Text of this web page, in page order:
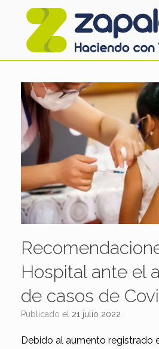
Hospital ante el
de casos de
Publicado el 21 julio 2022
Debido al aumento registrado